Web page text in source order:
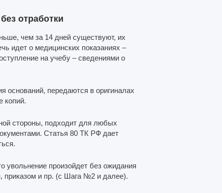
отработки
чем за 14 дней существуют, их
идет о медицинских показаниях –
на учебу – сведениями о
передаются в оригиналах
копий.
стороны, подходит для любых
Статья 80 ТК РФ дает
увольнение произойдет без ожидания
приказом и пр. (с Шага №2 и далее).